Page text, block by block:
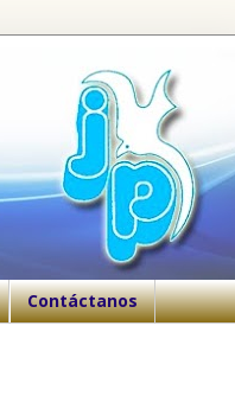
Contáctanos